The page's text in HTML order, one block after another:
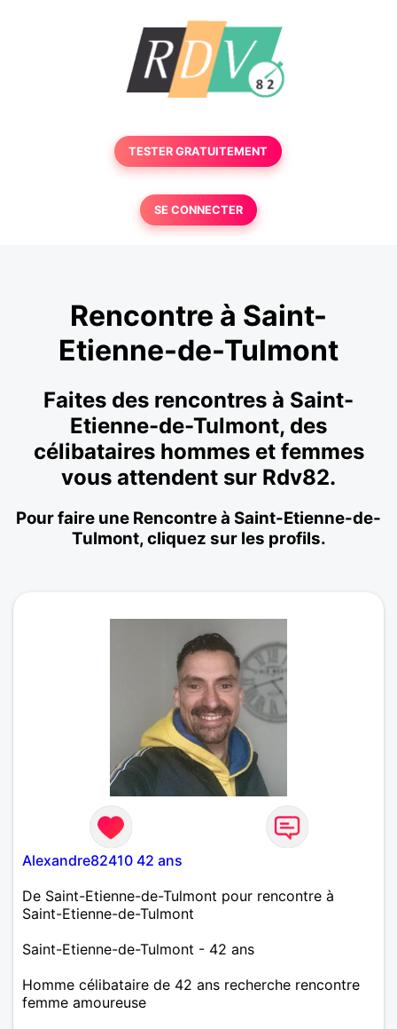
TESTER GRATUITEMENT
SE CONNECTER
Rencontre à Saint-
Etienne-de-Tulmont
Faites des rencontres à Saint-
Etienne-de-Tulmont, des
célibataires hommes et femmes
vous attendent sur Rdv82.
Pour faire une Rencontre à Saint-Etienne-de-
Tulmont, cliquez sur les profils.
Alexandre82410 42 ans
De Saint-Etienne-de-Tulmont pour rencontre à
Saint-Etienne-de-Tulmont
Saint-Etienne-de-Tulmont - 42 ans
Homme célibataire de 42 ans recherche rencontre
femme amoureuse